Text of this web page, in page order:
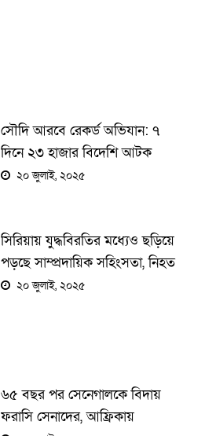
সৌদি আরবে রেকর্ড অভিযান: ৭
দিনে ২৩ হাজার বিদেশি আটক
২০ জুলাই, ২০২৫
সিরিয়ায় যুদ্ধবিরতির মধ্যেও ছড়িয়ে
পড়ছে সাম্প্রদায়িক সহিংসতা, নিহত
৯৪০২০ জুলাই, ২০২৫
৬৫ বছর পর সেনেগালকে বিদায়
ফরাসি সেনাদের, আফ্রিকায়